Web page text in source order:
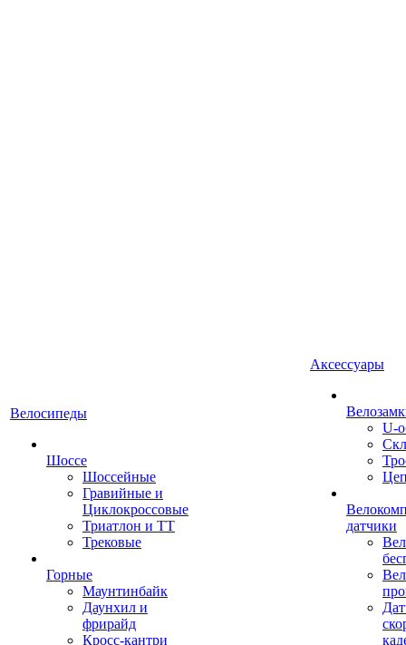
Велосипеды
Шоссе
Шоссейные
Гравийные и
Циклокроссовые
Триатлон и ТТ
Трековые
Горные
Маунтинбайк
Даунхил и
фрирайд
Кросс-кантри
Аксессуары
U-
датчики